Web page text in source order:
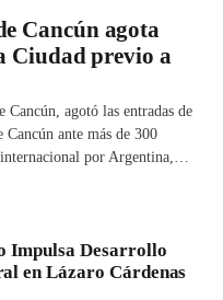
Cancún agota
Ciudad previo a
agotó las entradas de
ante más de 300
por Argentina,
Impulsa Desarrollo
en Lázaro Cárdenas